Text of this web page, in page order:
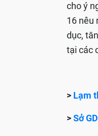
cho ý
16 nêu
dục,
tại các
> Lạm
>Sở